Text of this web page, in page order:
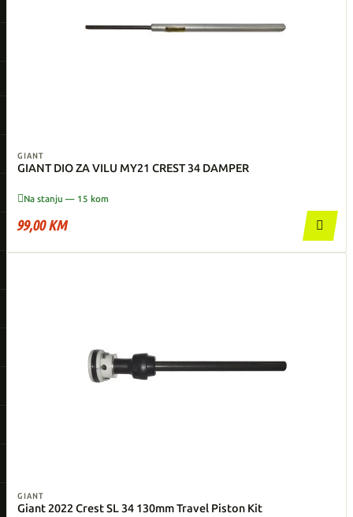
GIANT
GIANT DIO ZA VILU MY21 CREST 34 DAMPER
Na stanju — 15 kom
99,00 KM 
GIANT
Giant 2022 Crest SL 34 130mm Travel Piston Kit